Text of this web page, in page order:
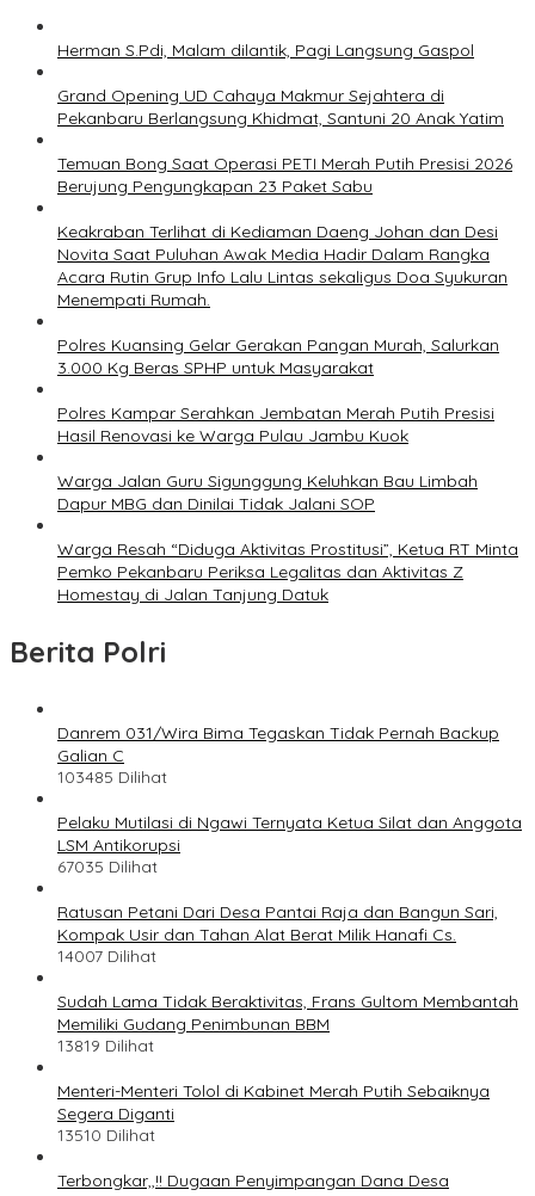
Herman S.Pdi, Malam dilantik, Pagi Langsung Gaspol
Grand Opening UD Cahaya Makmur Sejahtera di
Pekanbaru Berlangsung Khidmat, Santuni 20 Anak Yatim
Temuan Bong Saat Operasi PETI Merah Putih Presisi 2026
Berujung Pengungkapan 23 Paket Sabu
Keakraban Terlihat di Kediaman Daeng Johan dan Desi
Novita Saat Puluhan Awak Media Hadir Dalam Rangka
Acara Rutin Grup Info Lalu Lintas sekaligus Doa Syukuran
Menempati Rumah.
Polres Kuansing Gelar Gerakan Pangan Murah, Salurkan
3.000 Kg Beras SPHP untuk Masyarakat
Polres Kampar Serahkan Jembatan Merah Putih Presisi
Hasil Renovasi ke Warga Pulau Jambu Kuok
Warga Jalan Guru Sigunggung Keluhkan Bau Limbah
Dapur MBG dan Dinilai Tidak Jalani SOP
Warga Resah “Diduga Aktivitas Prostitusi”, Ketua RT Minta
Pemko Pekanbaru Periksa Legalitas dan Aktivitas Z
Homestay di Jalan Tanjung Datuk
Berita Polri
Danrem 031/Wira Bima Tegaskan Tidak Pernah Backup
Galian C
103485 Dilihat
Pelaku Mutilasi di Ngawi Ternyata Ketua Silat dan Anggota
LSM Antikorupsi
67035 Dilihat
Ratusan Petani Dari Desa Pantai Raja dan Bangun Sari,
Kompak Usir dan Tahan Alat Berat Milik Hanafi Cs.
14007 Dilihat
Sudah Lama Tidak Beraktivitas, Frans Gultom Membantah
Memiliki Gudang Penimbunan BBM
13819 Dilihat
Menteri-Menteri Tolol di Kabinet Merah Putih Sebaiknya
Segera Diganti
13510 Dilihat
Terbongkar,,!! Dugaan Penyimpangan Dana Desa